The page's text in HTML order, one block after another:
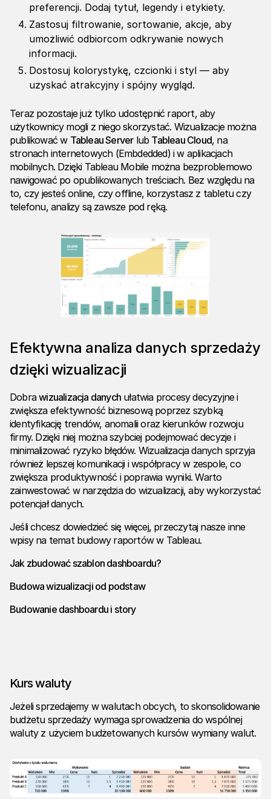
preferencji. Dodaj tytuł, legendy i etykiety.
Zastosuj filtrowanie, sortowanie, akcje, aby
umożliwić odbiorcom odkrywanie nowych
informacji.
Dostosuj kolorystykę, czcionki i styl — aby
uzyskać atrakcyjny i spójny wygląd.
Teraz pozostaje już tylko udostępnić raport, aby
użytkownicy mogli z niego skorzystać. Wizualizacje można
publikować w Tableau Serverlub Tableau Cloud, na
stronach internetowych (Embdedded) i w aplikacjach
mobilnych. Dzięki Tableau Mobile można bezproblemowo
nawigować po opublikowanych treściach. Bez względu na
to, czy jesteś online, czy offline, korzystasz z tabletu czy
telefonu, analizy są zawsze pod ręką.
Efektywna analiza danych sprzedaży
dzięki wizualizacji
Dobrawizualizacja danych ułatwia procesy decyzyjne i
zwiększa efektywność biznesową poprzez szybką
identyfikację trendów, anomalii oraz kierunków rozwoju
firmy. Dzięki niej można szybciej podejmować decyzje i
minimalizować ryzyko błędów. Wizualizacja danych sprzyja
również lepszej komunikacji i współpracy w zespole, co
zwiększa produktywność i poprawia wyniki. Warto
zainwestować w narzędzia do wizualizacji, aby wykorzystać
potencjał danych.
Jeśli chcesz dowiedzieć się więcej, przeczytaj nasze inne
wpisy na temat budowy raportów w Tableau.
Jak zbudować szablon dashboardu?
Budowa wizualizacji od podstaw
Budowanie dashboardu i story
Kurs waluty
Jeżeli sprzedajemy w walutach obcych, to skonsolidowanie
budżetu sprzedaży wymaga sprowadzenia do wspólnej
waluty z użyciem budżetowanych kursów wymiany walut.